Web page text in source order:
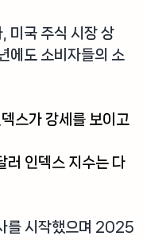
미국 주식 시장 상
에도 소비자들의 소
스가 강세를 보이고
인덱스 지수는 다
를 시작했으며 2025